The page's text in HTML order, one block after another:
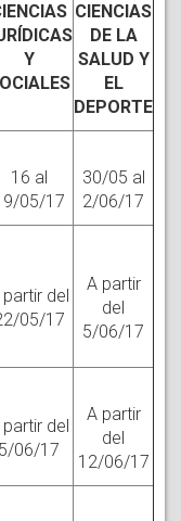
Y
CIENCIAS
DE LA
SALUD Y
EL
DEPORTE
16 al
05/17
30/05 al
2/06/17
del
05/17
A partir
del
5/06/17
del
5/06/17
A partir
del
12/06/17